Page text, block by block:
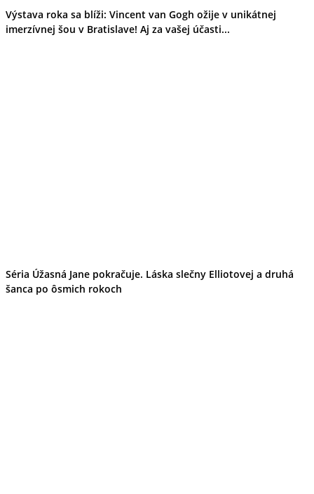
Výstava roka sa blíži: Vincent van Gogh ožije v unikátnej
imerzívnej šou v Bratislave! Aj za vašej účasti...
Séria Úžasná Jane pokračuje. Láska slečny Elliotovej a druhá
šanca po ôsmich rokoch